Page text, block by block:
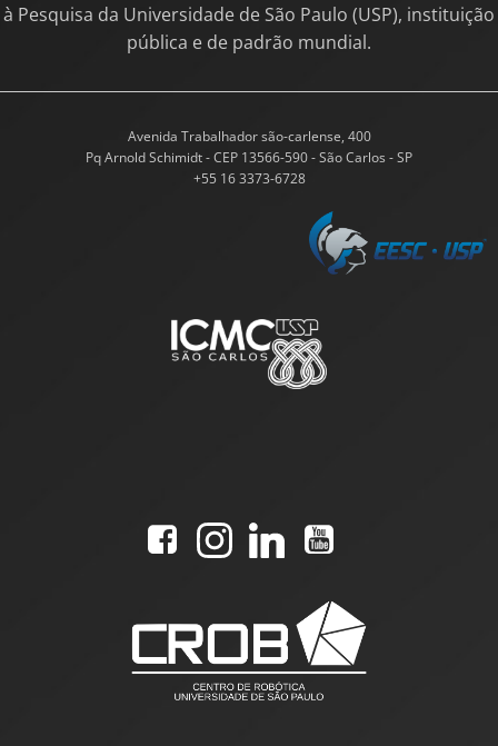
à Pesquisa da Universidade de São Paulo (USP), instituição
pública e de padrão mundial.
Avenida Trabalhador são-carlense, 400
Pq Arnold Schimidt - CEP 13566-590 - São Carlos - SP
+55 16 3373-6728